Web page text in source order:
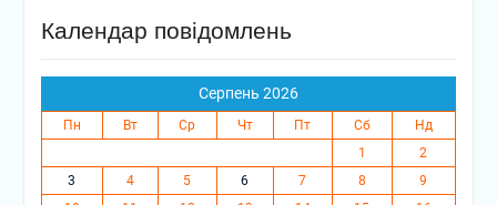
Календар повідомлень
Серпень 2026
Пн Вт Ср Чт Пт Сб
Нд
1
2
3
4 5 6 7 8
9